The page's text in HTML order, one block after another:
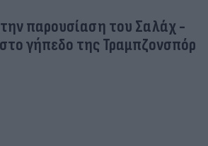
παρουσίαση του Σαλάχ -
γήπεδο της Τραμπζονσπόρ